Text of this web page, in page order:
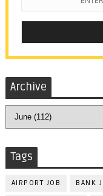
Archive
Tags
AIRPORT JOB BANK